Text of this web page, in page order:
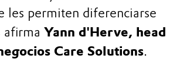
les permiten diferenciarse
afirma Yann d'Herve, head
Care Solutions.